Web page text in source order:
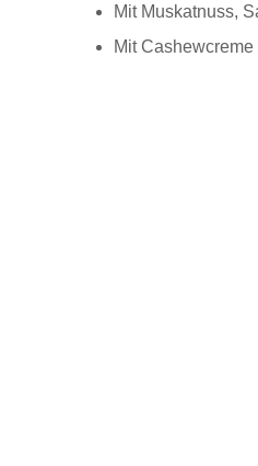
Mit Muskatnuss,
Mit